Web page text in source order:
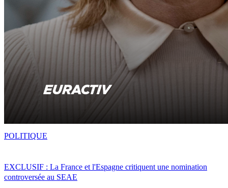
EXCLUSIF : La France et l'Espagne critiquent une nomination
controversée au SEAE
POLITIQUE